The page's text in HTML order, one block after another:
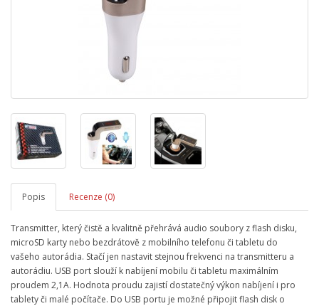
Popis Recenze (0)
Transmitter, který čistě a kvalitně přehrává audio soubory z flash disku,
microSD karty nebo bezdrátově z mobilního telefonu či tabletu do
vašeho autorádia. Stačí jen nastavit stejnou frekvenci na transmitteru a
autorádiu. USB port slouží k nabíjení mobilu či tabletu maximálním
proudem 2,1A. Hodnota proudu zajistí dostatečný výkon nabíjení i pro
tablety či malé počítače. Do USB portu je možné připojit flash disk o